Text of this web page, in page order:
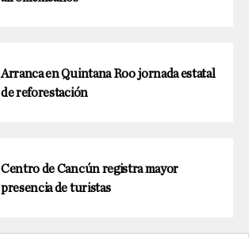
Arranca en Quintana Roo jornada estatal
de reforestación
Centro de Cancún registra mayor
presencia de turistas